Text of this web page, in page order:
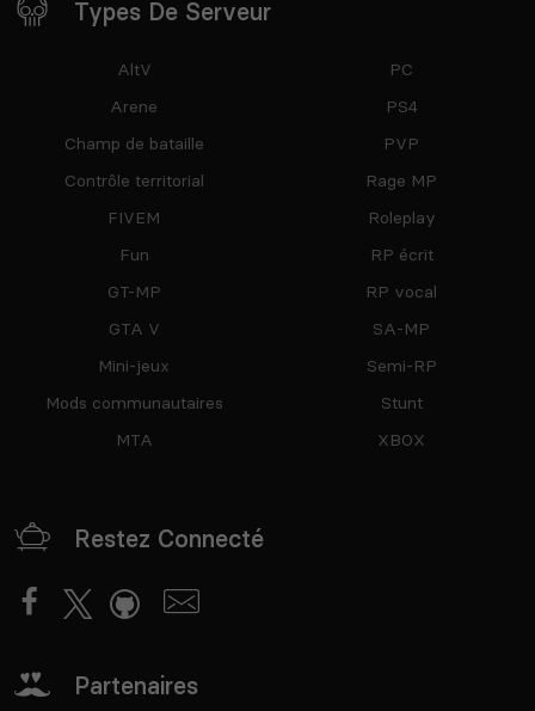
Types De Serveur
AltV
Arene
Champ de bataille
Contrôle territorial
FIVEM
Fun
GT-MP
GTA V
Mini-jeux
Mods communautaires
MTA
PC
PS4
PVP
Rage MP
Roleplay
RP écrit
RP vocal
SA-MP
Semi-RP
Stunt
XBOX
Restez Connecté
Partenaires